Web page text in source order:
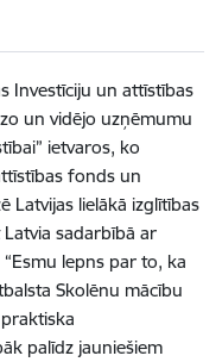
Investīciju un attīstības
un vidējo uzņēmumu
ietvaros, ko
fonds un
Latvijas lielākā izglītības
sadarbībā ar
lepns par to, ka
Skolēnu mācību
palīdz jauniešiem